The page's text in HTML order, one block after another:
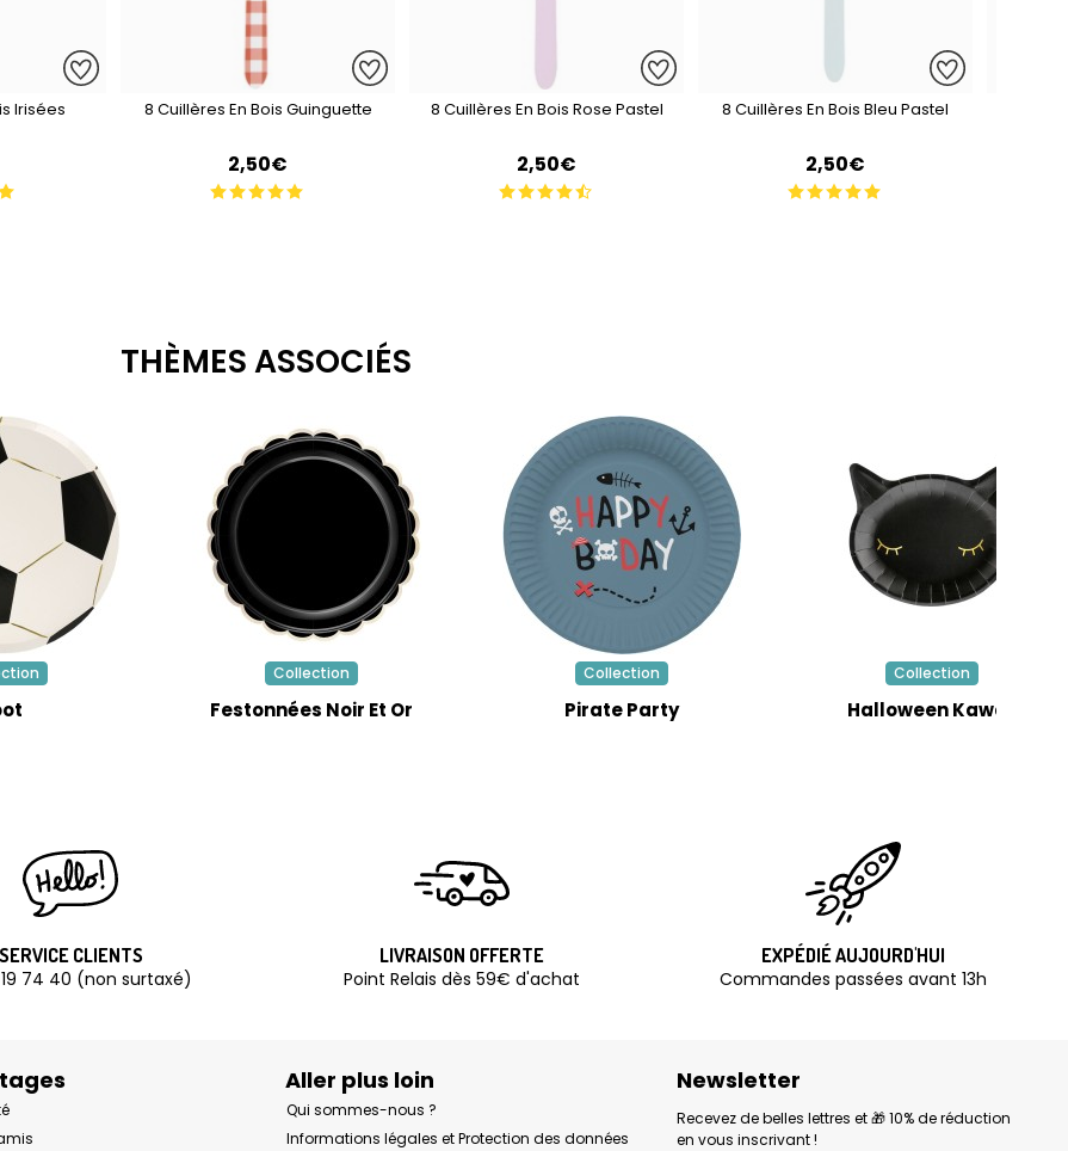
Irisées 8 Cuillères En Bois Guinguette
2,50€
8 Cuillères En Bois Rose Pastel
2,50€
8 Cuillères En Bois Bleu Pastel
2,50€
THÈMES ASSOCIÉS
Collection
Festonnées Noir Et Or
Collection
Pirate Party
Collection
Halloween Kawaii
SERVICE CLIENTS
74 40 (non surtaxé)
LIVRAISON OFFERTE
Point Relais dès 59€ d'achat
EXPÉDIÉ AUJOURD'HUI
Commandes passées avant 13h
Aller plus loin
Qui sommes-nous ?
Informations légales et Protection des données
Newsletter
Recevez de belles lettres et 🎁 10% de réduction
en vous inscrivant !